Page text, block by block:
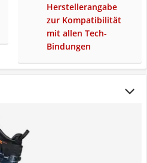
Herstellerangabe
zur Kompatibilität
mit allen Tech-
Bindungen